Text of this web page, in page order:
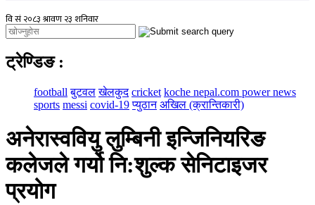
ट्रेण्डिङ :
football बुटवल खेलकुद cricket koche nepal.com power news
sports messi covid-19 प्युठान अखिल (क्रान्तिकारी)
अनेरास्ववियु लुम्बिनी इन्जिनियरिङ
कलेजले गर्यो नि:शुल्क सेनिटाइजर
प्रयोग